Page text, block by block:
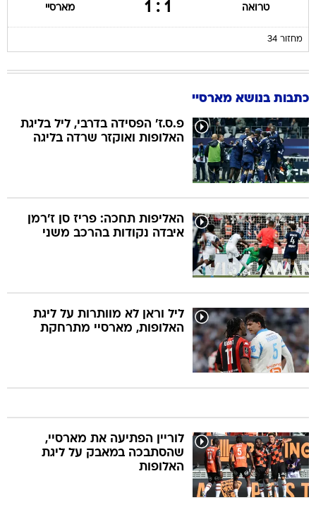
טרואה 1 : 1 מארסיי
מחזור 34
כתבות בנושא מארסיי
פ.ס.ז' הפסידה בדרבי, ליל בליגת
האלופות ואוקזר שרדה בליגה
האליפות תחכה: פריז סן ז'רמן
איבדה נקודות בהרכב משני
ליל וראן לא מוותרות על ליגת
האלופות, מארסיי מתרחקת
לוריין הפתיעה את מארסיי,
שהסתבכה במאבק על ליגת
האלופות